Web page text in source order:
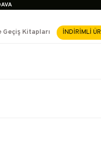
Geçiş Kitapları İNDİRİMLİ